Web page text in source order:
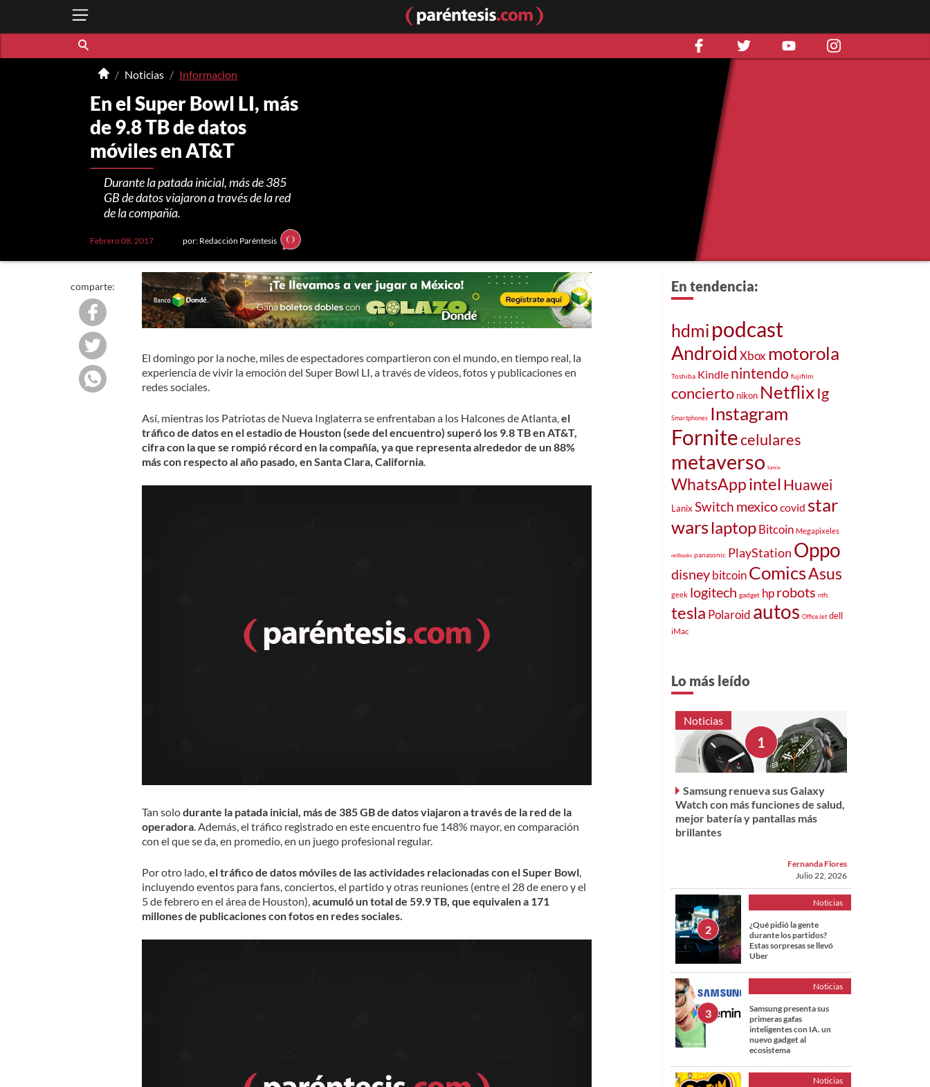
Noticias Informacion
En el Super Bowl LI, más
de 9.8 TB de datos
móviles en AT&T
Durante la patada inicial, más de 385
GB de datos viajaron a través de la red
de la compañía.
Febrero 08, 2017 por: Redacción Paréntesis
comparte:
El domingo por la noche, miles de espectadores compartieron con el mundo, en tiempo real, la
experiencia de vivir la emoción del Super Bowl LI, a través de videos, fotos y publicaciones en
redes sociales.
Así, mientras los Patriotas de Nueva Inglaterra se enfrentaban a los Halcones de Atlanta, el
tráfico de datos en el estadio de Houston (sede del encuentro) superó los 9.8 TB en AT&T,
cifra con la que se rompió récord en la compañía, ya que representa alrededor de un 88%
más con respecto al año pasado, en Santa Clara, California.
Tan solodurante la patada inicial, más de 385 GB de datos viajaron a través de la red de la
operadora. Además, el tráfico registrado en este encuentro fue 148% mayor, en comparación
con el que se da, en promedio, en un juego profesional regular.
Por otro lado,el tráfico de datos móviles de las actividades relacionadas con el Super Bowl,
incluyendo eventos para fans, conciertos, el partido y otras reuniones (entre el 28 de enero y el
5 de febrero en el área de Houston),acumuló un total de 59.9 TB, que equivalen a 171
millones de publicaciones con fotos en redes sociales.
En tendencia:
hdmi podcast
Android Xbox motorola
Toshiba Kindle nintendo fujifilm
concierto nikon NetflixIg
Smartphones Instagram
Fornitecelulares
metaverso lumix
WhatsAppintelHuawei
Lanix Switch mexicocovid star
warslaptopBitcoin Megapixeles
netbooks panasonic PlayStation Oppo
disneybitcoinComicsAsus
geek logitech gadget hp robots ntfs
tesla Polaroid autos OfficeJet dell
iMac
Lo más leído
Noticias
Samsung renueva sus Galaxy
Watch con más funciones de salud,
mejor batería y pantallas más
brillantes
Fernanda Flores
Julio 22, 2026
Noticias
¿Qué pidió la gente
durante los partidos?
Estas sorpresas se llevó
Uber
Noticias
Samsung presenta sus
primeras gafas
inteligentes con IA. un
nuevo gadget al
ecosistema
Noticias